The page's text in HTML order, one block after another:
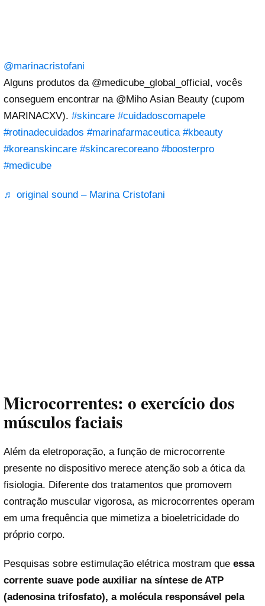
@marinacristofani
Alguns produtos da @medicube_global_official, vocês
conseguem encontrar na @Miho Asian Beauty (cupom
MARINACXV). #skincare #cuidadoscomapele
#rotinadecuidados #marinafarmaceutica #kbeauty
#koreanskincare #skincarecoreano #boosterpro
#medicube
♬ original sound – Marina Cristofani
Microcorrentes: o exercício dos
músculos faciais
Além da eletroporação, a função de microcorrente
presente no dispositivo merece atenção sob a ótica da
fisiologia. Diferente dos tratamentos que promovem
contração muscular vigorosa, as microcorrentes operam
em uma frequência que mimetiza a bioeletricidade do
próprio corpo.
Pesquisas sobre estimulação elétrica mostram que essa
corrente suave pode auxiliar na síntese de ATP
(adenosina trifosfato), a molécula responsável pela